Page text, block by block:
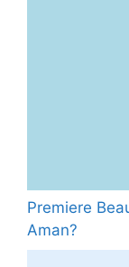
Premiere
Aman?